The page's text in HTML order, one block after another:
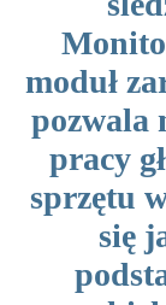
moduł
pozwala
pracy
sprzętu
się